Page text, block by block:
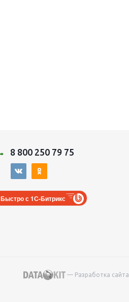
8 800 250 79 75
Быстро с 1С-Битрикс
— Разработка сайта